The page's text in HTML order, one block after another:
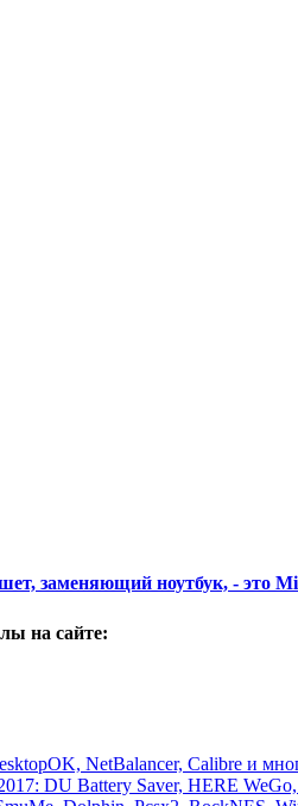
заменяющий ноутбук, - это
на сайте:
NetBalancer, Calibre и
DU Battery Saver, HERE